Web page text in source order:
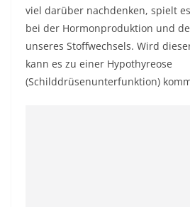
viel darüber nachdenken, spielt
bei der Hormonproduktion und
unseres Stoffwechsels. Wird
kann es zu einer Hypothyreose
(Schilddrüsenunterfunktion)